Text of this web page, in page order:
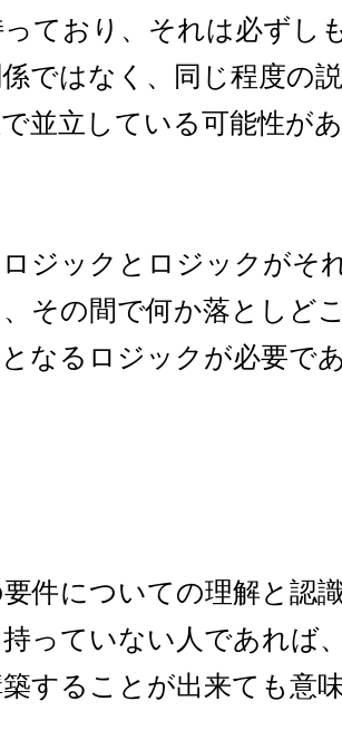
ており、それは必ずし
ではなく、同じ程度の
並立している可能性が
ロジックとロジックがそ
その間で何か落としど
なるロジックが必要で
件についての理解と認
っていない人であれば
することが出来ても意